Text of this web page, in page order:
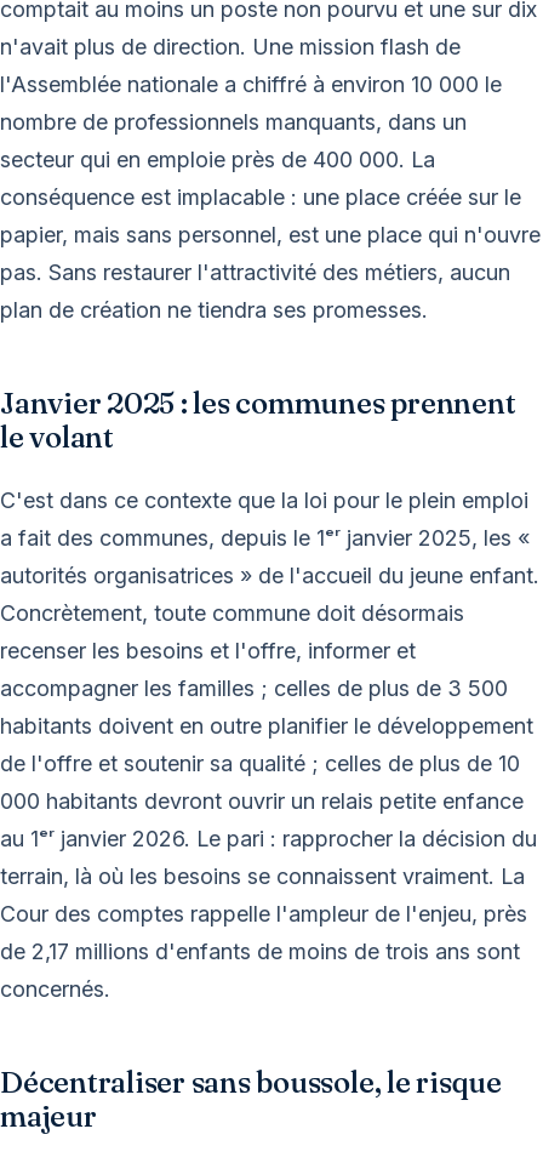
comptait au moins un poste non pourvu et une sur dix
n'avait plus de direction. Une mission flash de
l'Assemblée nationale a chiffré à environ 10 000 le
nombre de professionnels manquants, dans un
secteur qui en emploie près de 400 000. La
conséquence est implacable : une place créée sur le
papier, mais sans personnel, est une place qui n'ouvre
pas. Sans restaurer l'attractivité des métiers, aucun
plan de création ne tiendra ses promesses.
Janvier 2025 : les communes prennent
le volant
C'est dans ce contexte que la loi pour le plein emploi
a fait des communes, depuis le 1ᵉʳ janvier 2025, les «
autorités organisatrices » de l'accueil du jeune enfant.
Concrètement, toute commune doit désormais
recenser les besoins et l'offre, informer et
accompagner les familles ; celles de plus de 3 500
habitants doivent en outre planifier le développement
de l'offre et soutenir sa qualité ; celles de plus de 10
000 habitants devront ouvrir un relais petite enfance
au 1ᵉʳ janvier 2026. Le pari : rapprocher la décision du
terrain, là où les besoins se connaissent vraiment. La
Cour des comptes rappelle l'ampleur de l'enjeu, près
de 2,17 millions d'enfants de moins de trois ans sont
concernés.
Décentraliser sans boussole, le risque
majeur